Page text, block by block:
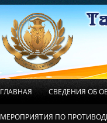
ГЛАВНАЯ СВЕДЕНИЯ ОБ
МЕРОПРИЯТИЯ ПО